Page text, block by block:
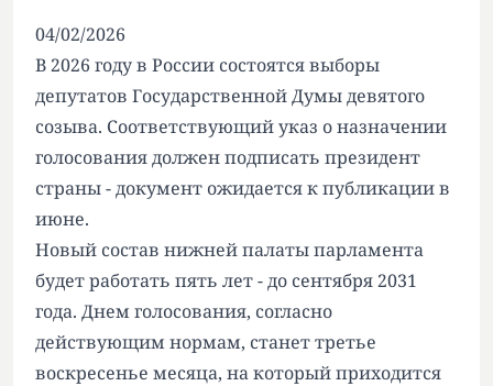
04/02/2026
В 2026 году в России состоятся выборы
депутатов Государственной Думы девятого
созыва. Соответствующий указ о назначении
голосования должен подписать президент
страны - документ ожидается к публикации в
июне.
Новый состав нижней палаты парламента
будет работать пять лет - до сентября 2031
года. Днем голосования, согласно
действующим нормам, станет третье
воскресенье месяца, на который приходится